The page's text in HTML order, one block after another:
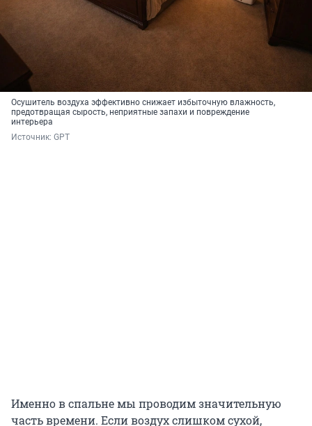
Осушитель воздуха эффективно снижает избыточную влажность,
предотвращая сырость, неприятные запахи и повреждение
интерьера
Источник: GPT
Именно в спальне мы проводим значительную
часть времени. Если воздух слишком сухой,